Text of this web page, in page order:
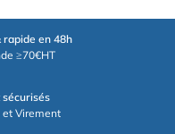
rapide en 48h
≥70€HT
sécurisés
et Virement